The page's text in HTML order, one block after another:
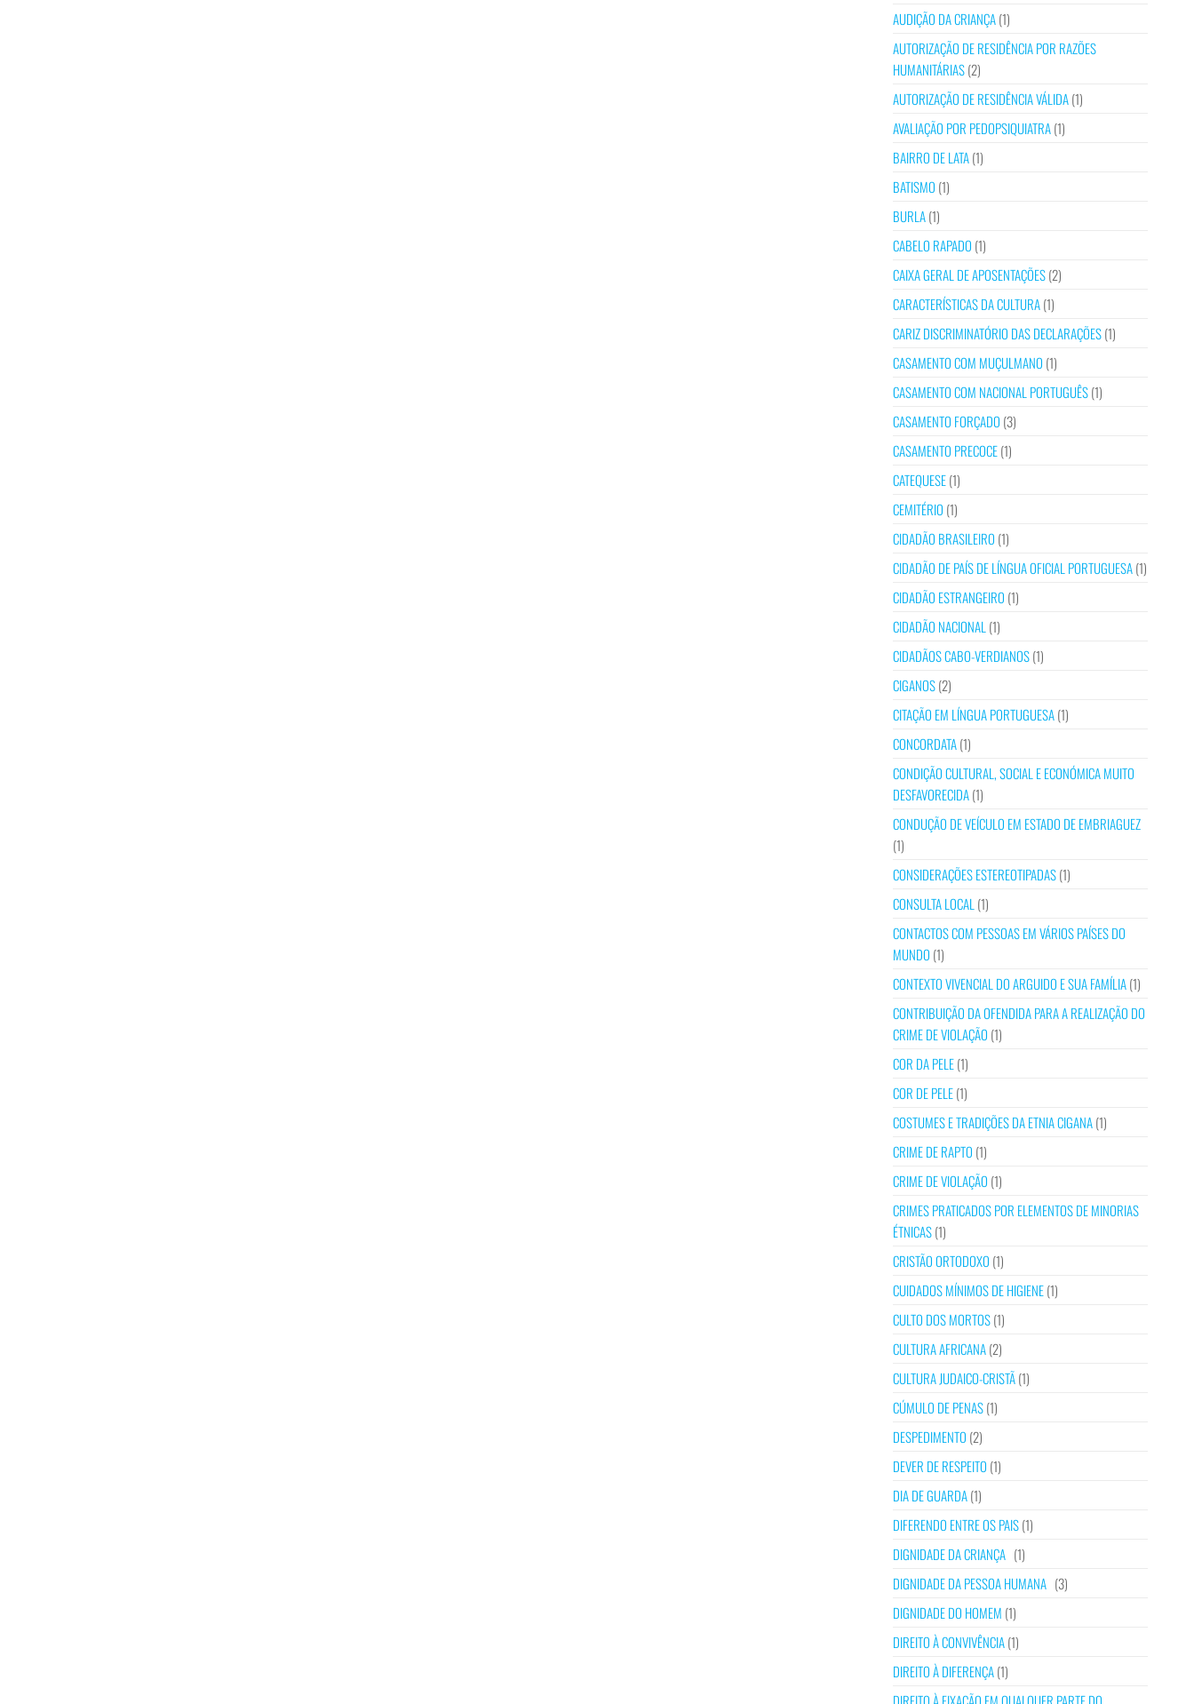
AUDIÇÃO DA CRIANÇA(1)
AUTORIZAÇÃO DE RESIDÊNCIA POR RAZÕES
HUMANITÁRIAS(2)
AUTORIZAÇÃO DE RESIDÊNCIA VÁLIDA(1)
AVALIAÇÃO POR PEDOPSIQUIATRA(1)
BAIRRO DE LATA(1)
BATISMO (1)
BURLA(1)
CABELO RAPADO (1)
CAIXA GERAL DE APOSENTAÇÕES(2)
CARACTERÍSTICAS DA CULTURA(1)
CARIZ DISCRIMINATÓRIO DAS DECLARAÇÕES(1)
CASAMENTO COM MUÇULMANO (1)
CASAMENTO COM NACIONAL PORTUGUÊS(1)
CASAMENTO FORÇADO (3)
CASAMENTO PRECOCE(1)
CATEQUESE(1)
CEMITÉRIO (1)
CIDADÃO BRASILEIRO (1)
CIDADÃO DE PAÍS DE LÍNGUA OFICIAL PORTUGUESA(1)
CIDADÃO ESTRANGEIRO (1)
CIDADÃO NACIONAL (1)
CIDADÃOS CABO-VERDIANOS(1)
CIGANOS(2)
CITAÇÃO EM LÍNGUA PORTUGUESA(1)
CONCORDATA(1)
CONDIÇÃO CULTURAL, SOCIAL E ECONÓMICA MUITO
DESFAVORECIDA(1)
CONDUÇÃO DE VEÍCULO EM ESTADO DE EMBRIAGUEZ
(1)
CONSIDERAÇÕES ESTEREOTIPADAS(1)
CONSULTA LOCAL (1)
CONTACTOS COM PESSOAS EM VÁRIOS PAÍSES DO
MUNDO (1)
CONTEXTO VIVENCIAL DO ARGUIDO E SUA FAMÍLIA(1)
CONTRIBUIÇÃO DA OFENDIDA PARA A REALIZAÇÃO DO
CRIME DE VIOLAÇÃO (1)
COR DA PELE(1)
COR DE PELE(1)
COSTUMES E TRADIÇÕES DA ETNIA CIGANA(1)
CRIME DE RAPTO (1)
CRIME DE VIOLAÇÃO (1)
CRIMES PRATICADOS POR ELEMENTOS DE MINORIAS
ÉTNICAS(1)
CRISTÃO ORTODOXO (1)
CUIDADOS MÍNIMOS DE HIGIENE(1)
CULTO DOS MORTOS(1)
CULTURA AFRICANA(2)
CULTURA JUDAICO-CRISTÃ(1)
CÚMULO DE PENAS(1)
DESPEDIMENTO (2)
DEVER DE RESPEITO (1)
DIA DE GUARDA(1)
DIFERENDO ENTRE OS PAIS(1)
DIGNIDADE DA CRIANÇA (1)
DIGNIDADE DA PESSOA HUMANA (3)
DIGNIDADE DO HOMEM (1)
DIREITO À CONVIVÊNCIA(1)
DIREITO À DIFERENÇA(1)